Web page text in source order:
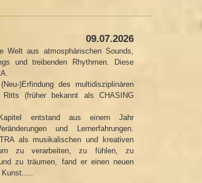
09.07.2026
Welt aus atmosphärischen Sounds,
und treibenden Rhythmen. Diese
)Erfindung des multidisziplinären
Ritts (früher bekannt als CHASING
entstand aus einem Jahr
und Lernerfahrungen.
als musikalischen und kreativen
zu verarbeiten, zu fühlen, zu
zu träumen, fand er einen neuen
Kunst.....